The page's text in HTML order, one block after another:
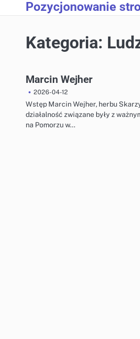
to
Pozycjonowanie
Kategoria:
Marcin Wejher
2026-04-12
Wstęp Marcin Wejher, herbu
działalność związane były z
na Pomorzu w…